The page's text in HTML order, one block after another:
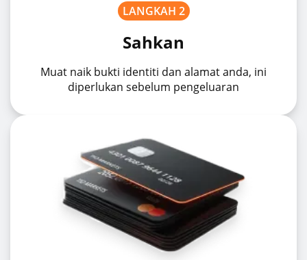
LANGKAH 2
Sahkan
Muat naik bukti identiti dan alamat anda, ini
diperlukan sebelum pengeluaran